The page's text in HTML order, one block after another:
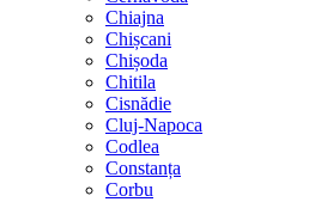
Chiajna
Chișcani
Chișoda
Chitila
Cisnădie
Cluj-Napoca
Codlea
Constanța
Corbu